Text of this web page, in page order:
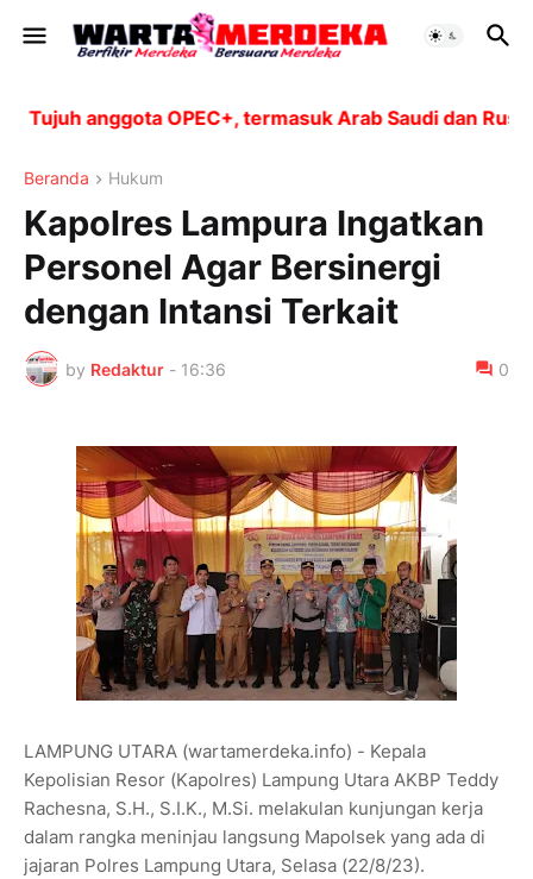
anggota OPEC+, termasuk Arab Saudi dan Rusia,
Beranda Hukum
Kapolres Lampura Ingatkan
Personel Agar Bersinergi
dengan Intansi Terkait
by Redaktur - 16:36 0
LAMPUNG UTARA (wartamerdeka.info) - Kepala
Kepolisian Resor (Kapolres) Lampung Utara AKBP Teddy
Rachesna, S.H., S.I.K., M.Si. melakulan kunjungan kerja
dalam rangka meninjau langsung Mapolsek yang ada di
jajaran Polres Lampung Utara, Selasa (22/8/23).